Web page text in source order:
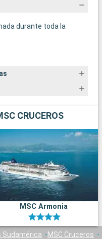
durante toda la
CRUCEROS
MSC Armonia
Sudamérica
MSC Cruceros